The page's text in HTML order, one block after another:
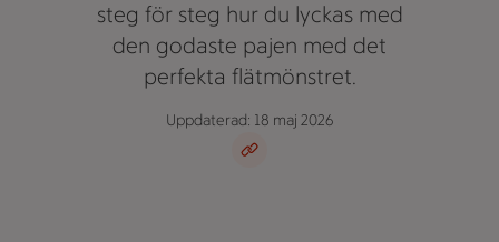
steg för steg hur du lyckas med
den godaste pajen med det
perfekta flätmönstret.
Uppdaterad: 18 maj 2026